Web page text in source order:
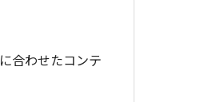
合わせたコンテ